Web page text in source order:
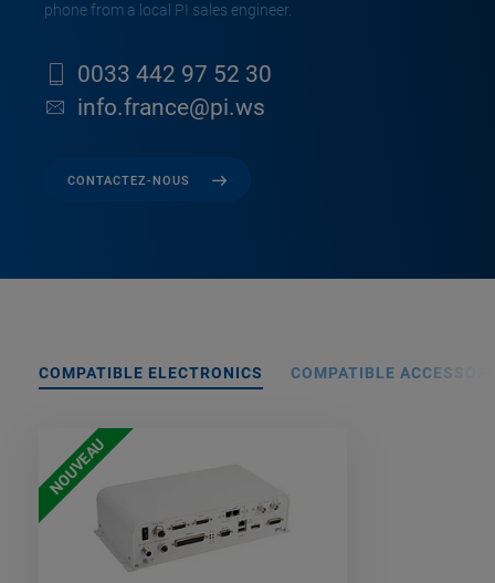
phone from a local PI sales engineer.
0033 442 97 52 30
info.france@pi.ws
CONTACTEZ-NOUS
COMPATIBLE ELECTRONICS COMPATIBLE
NOUVEAU